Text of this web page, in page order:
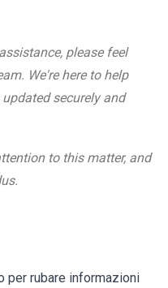
please feel
We're here to help
securely and
to this matter, and
per rubare informazioni